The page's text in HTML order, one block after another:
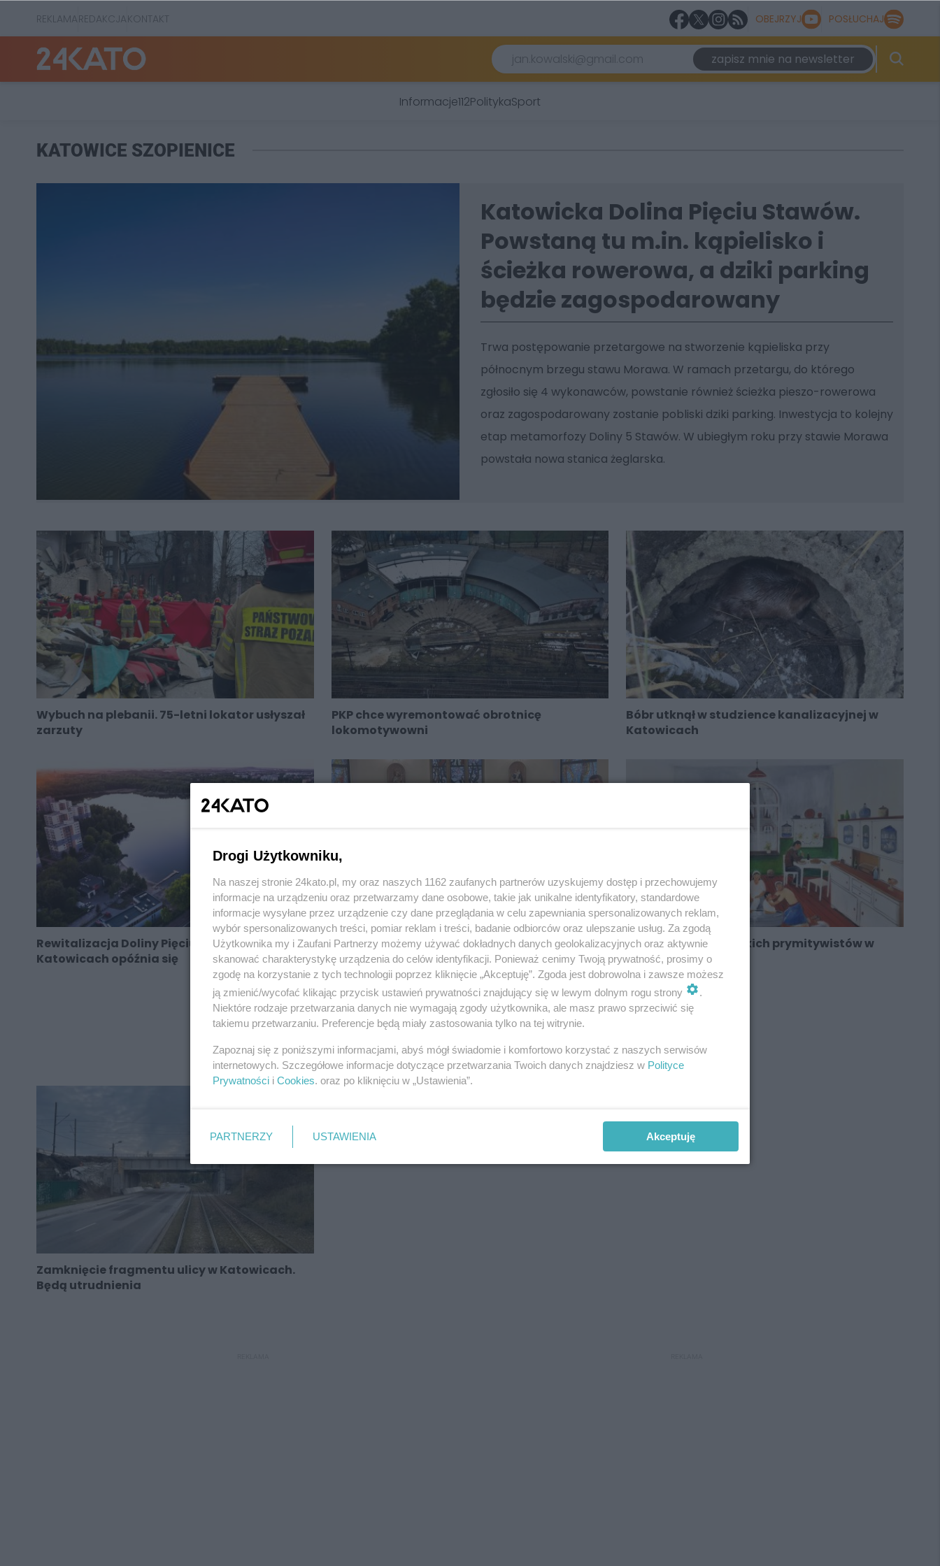
REKLAMAREDAKCJAKONTAKT OBEJRZYJ POSŁUCHAJ
zapisz mnie na newsletter
Informacje112PolitykaSport
KATOWICE SZOPIENICE
Katowicka Dolina Pięciu Stawów.
Powstaną tu m.in. kąpielisko i
ścieżka rowerowa, a dziki parking
będzie zagospodarowany
Trwa postępowanie przetargowe na stworzenie kąpieliska przy
północnym brzegu stawu Morawa. W ramach przetargu, do którego
zgłosiło się 4 wykonawców, powstanie również ścieżka pieszo-rowerowa
oraz zagospodarowany zostanie pobliski dziki parking. Inwestycja to kolejny
etap metamorfozy Doliny 5 Stawów. W ubiegłym roku przy stawie Morawa
powstała nowa stanica żeglarska.
Wybuch na plebanii. 75-letni lokator usłyszał
zarzuty
PKP chce wyremontować obrotnicę
lokomotywowni
Bóbr utknął w studzience kanalizacyjnej w
Katowicach
Rewitalizacja Doliny Pięciu Stawów w
Katowicach opóźnia się
Dwóch nowych proboszczów w katowickich
parafiach
Genialne dzieła śląskich prymitywistów w
Walcowni
REKLAMA
Zamknięcie fragmentu ulicy w Katowicach.
Będą utrudnienia
Drogi Użytkowniku,
Na naszej stronie 24kato.pl, my oraz naszych 1162 zaufanych partnerów uzyskujemy dostęp i przechowujemy
informacje na urządzeniu oraz przetwarzamy dane osobowe, takie jak unikalne identyfikatory, standardowe
informacje wysyłane przez urządzenie czy dane przeglądania w celu zapewniania spersonalizowanych reklam,
wybór spersonalizowanych treści, pomiar reklam i treści, badanie odbiorców oraz ulepszanie usług. Za zgodą
Użytkownika my i Zaufani Partnerzy możemy używać dokładnych danych geolokalizacyjnych oraz aktywnie
skanować charakterystykę urządzenia do celów identyfikacji. Ponieważ cenimy Twoją prywatność, prosimy o
zgodę na korzystanie z tych technologii poprzez kliknięcie „Akceptuję”. Zgoda jest dobrowolna i zawsze możesz
ją zmienić/wycofać klikając przycisk ustawień prywatności znajdujący się w lewym dolnym rogu strony
.
Niektóre rodzaje przetwarzania danych nie wymagają zgody użytkownika, ale masz prawo sprzeciwić się
takiemu przetwarzaniu. Preferencje będą miały zastosowania tylko na tej witrynie.
Zapoznaj się z poniższymi informacjami, abyś mógł świadomie i komfortowo korzystać z naszych serwisów
internetowych. Szczegółowe informacje dotyczące przetwarzania Twoich danych znajdziesz w Polityce
Prywatności i Cookies. oraz po kliknięciu w „Ustawienia”.
PARTNERZY USTAWIENIA Akceptuję